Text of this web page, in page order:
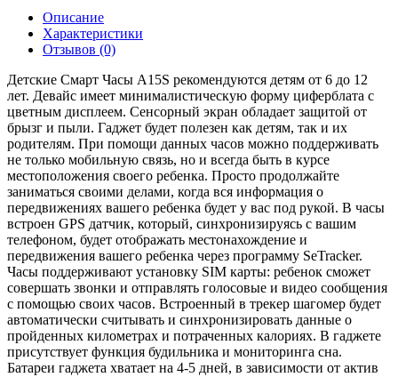
Описание
Характеристики
Отзывов (0)
Детские Смарт Часы A15S рекомендуются детям от 6 до 12
лет. Девайс имеет минималистическую форму циферблата с
цветным дисплеем. Сенсорный экран обладает защитой от
брызг и пыли. Гаджет будет полезен как детям, так и их
родителям. При помощи данных часов можно поддерживать
не только мобильную связь, но и всегда быть в курсе
местоположения своего ребенка. Просто продолжайте
заниматься своими делами, когда вся информация о
передвижениях вашего ребенка будет у вас под рукой. В часы
встроен GPS датчик, который, синхронизируясь с вашим
телефоном, будет отображать местонахождение и
передвижения вашего ребенка через программу SeTracker.
Часы поддерживают установку SIM карты: ребенок сможет
совершать звонки и отправлять голосовые и видео сообщения
с помощью своих часов. Встроенный в трекер шагомер будет
автоматически считывать и синхронизировать данные о
пройденных километрах и потраченных калориях. В гаджете
присутствует функция будильника и мониторинга сна.
Батареи гаджета хватает на 4-5 дней, в зависимости от актив